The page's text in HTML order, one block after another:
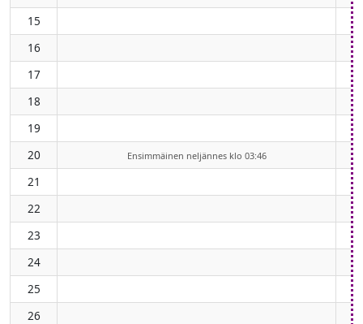
15
16
17
18
19
20
Ensimmäinen neljännes klo 03:46
21
22
23
24
25
26